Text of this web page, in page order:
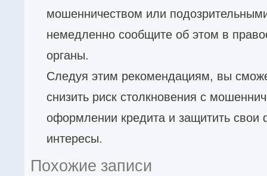
мошенничеством или
немедленно сообщите об этом в
органы.
Следуя этим рекомендациям, вы
снизить риск столкновения с
оформлении кредита и защитить свои
интересы.
Похожие записи